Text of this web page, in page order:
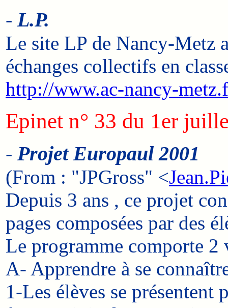
- L.P.
Le site LP de Nancy-Metz
échanges collectifs en
http://www.ac-nancy-
Epinet n° 33 du 1er
- Projet Europaul 2001
(From : "JPGross" <
Depuis 3 ans , ce projet
pages composées par des
Le programme comporte 2
A- Apprendre à se
1-Les élèves se